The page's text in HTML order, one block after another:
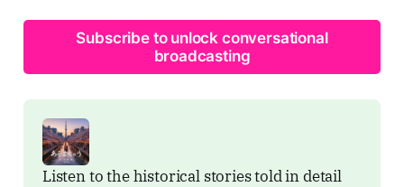
Subscribe to unlock conversational
broadcasting
Listen to the historical stories told in detail